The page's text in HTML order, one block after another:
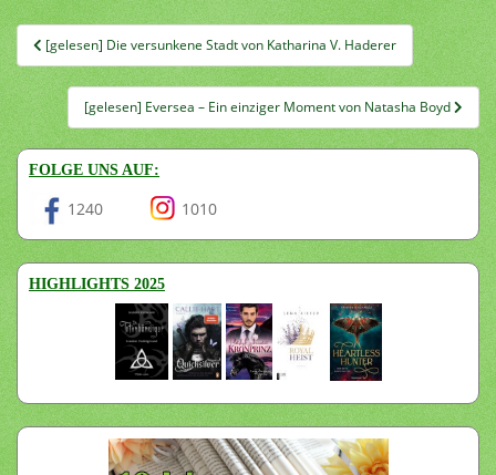
Beitragsnavigation
[gelesen] Die versunkene Stadt von Katharina V. Haderer
[gelesen] Eversea – Ein einziger Moment von Natasha Boyd
FOLGE UNS AUF:
1240 1010
HIGHLIGHTS 2025